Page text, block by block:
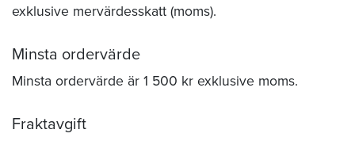
exklusive mervärdesskatt (moms).
Minsta ordervärde
Minsta ordervärde är 1 500 kr exklusive moms.
Fraktavgift